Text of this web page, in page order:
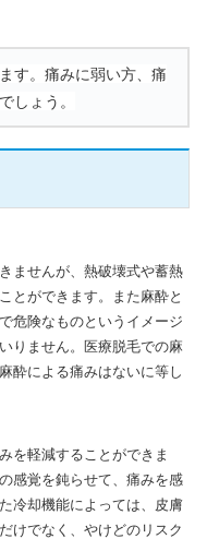
す。痛みに弱い方、痛
しょう。
ませんが、熱破壊式や蓄熱
とができます。また麻酔と
危険なものというイメージ
りません。医療脱毛での麻
酔による痛みはないに等し
を軽減することができま
感覚を鈍らせて、痛みを感
冷却機能によっては、皮膚
けでなく、やけどのリスク